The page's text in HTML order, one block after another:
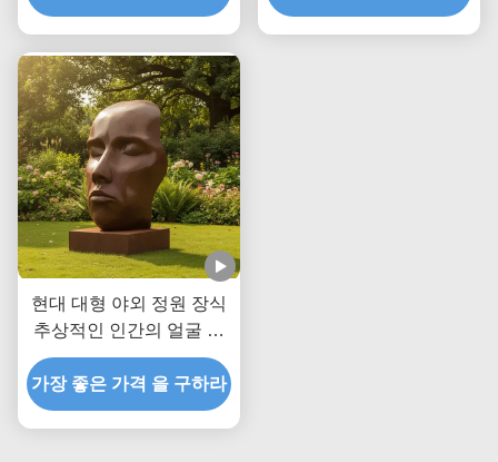
현대 대형 야외 정원 장식
추상적인 인간의 얼굴 청
동 조각 고전 금속 예술 동
상 경관 공원 마당 장식
가장 좋은 가격 을 구하라